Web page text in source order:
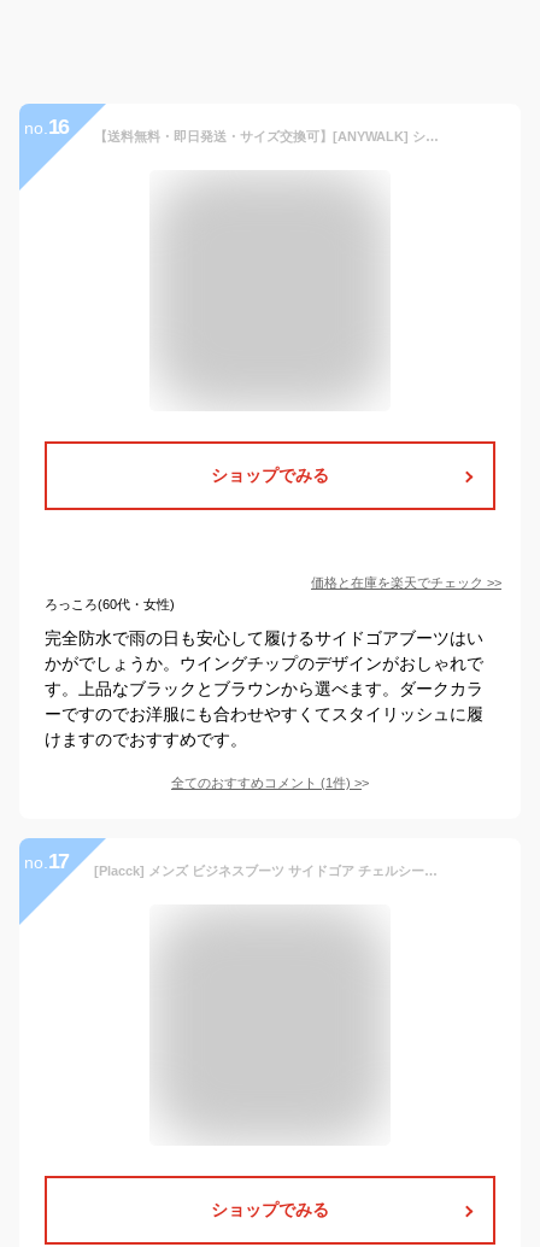
no. 16 【送料無料・即日発送・サイズ交換可】[ANYWALK] ショート レインブーツ ショートブーツ サイドゴアブーツ チェルシーブーツ レインシューズ 雨靴 長靴 全天候型 晴雨両用 完全防水 防滑底 マット調 カジュアル ビジネス メンズ サイズ S M L LL ブラック aw_16033
ショップでみる
価格と在庫を楽天でチェック >>
ろっころ(60代・女性)
完全防水で雨の日も安心して履けるサイドゴアブーツはい
かがでしょうか。ウイングチップのデザインがおしゃれで
す。上品なブラックとブラウンから選べます。ダークカラ
ーですのでお洋服にも合わせやすくてスタイリッシュに履
けますのでおすすめです。
全てのおすすめコメント (1件) >
no. 17 [Placck] メンズ ビジネスブーツ サイドゴア チェルシーブーツ 防水 防滑 ウイングチップ イングランド風 Hei45
ショップでみる